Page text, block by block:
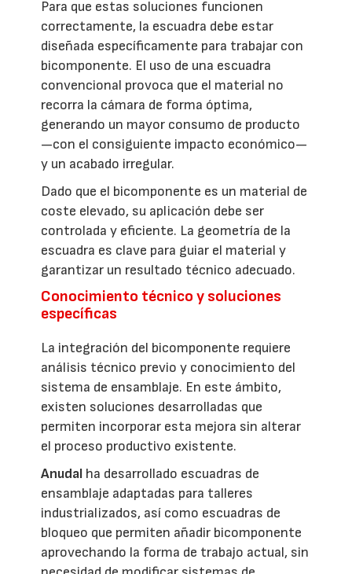
Para que estas soluciones funcionen
correctamente, la escuadra debe estar
diseñada específicamente para trabajar con
bicomponente. El uso de una escuadra
convencional provoca que el material no
recorra la cámara de forma óptima,
generando un mayor consumo de producto
—con el consiguiente impacto económico—
y un acabado irregular.
Dado que el bicomponente es un material de
coste elevado, su aplicación debe ser
controlada y eficiente. La geometría de la
escuadra es clave para guiar el material y
garantizar un resultado técnico adecuado.
Conocimiento técnico y soluciones
específicas
La integración del bicomponente requiere
análisis técnico previo y conocimiento del
sistema de ensamblaje. En este ámbito,
existen soluciones desarrolladas que
permiten incorporar esta mejora sin alterar
el proceso productivo existente.
Anudal ha desarrollado escuadras de
ensamblaje adaptadas para talleres
industrializados, así como escuadras de
bloqueo que permiten añadir bicomponente
aprovechando la forma de trabajo actual, sin